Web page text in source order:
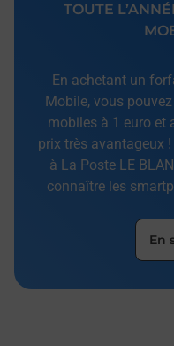
TOUTE
En achetant un
Mobile, vous
mobiles à 1 euro et
prix très avantageux
à La Poste LE
connaître les
En